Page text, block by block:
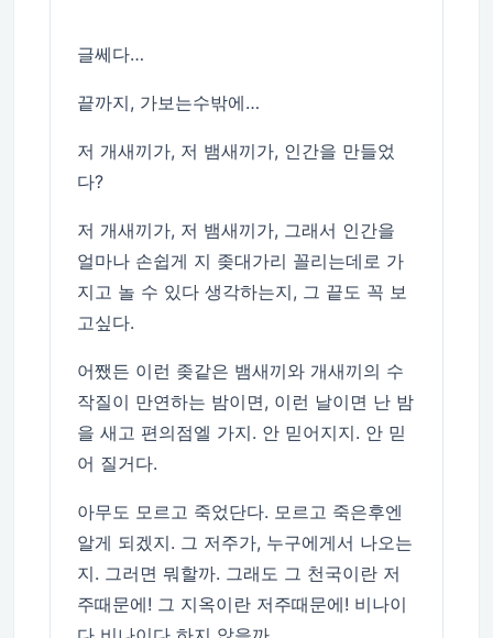
글쎄다…
끝까지, 가보는수밖에…
저 개새끼가, 저 뱀새끼가, 인간을 만들었
다?
저 개새끼가, 저 뱀새끼가, 그래서 인간을
얼마나 손쉽게 지 좆대가리 꼴리는데로 가
지고 놀 수 있다 생각하는지, 그 끝도 꼭 보
고싶다.
어쨌든 이런 좆같은 뱀새끼와 개새끼의 수
작질이 만연하는 밤이면, 이런 날이면 난 밤
을 새고 편의점엘 가지. 안 믿어지지. 안 믿
어 질거다.
아무도 모르고 죽었단다. 모르고 죽은후엔
알게 되겠지. 그 저주가, 누구에게서 나오는
지. 그러면 뭐할까. 그래도 그 천국이란 저
주때문에! 그 지옥이란 저주때문에! 비나이